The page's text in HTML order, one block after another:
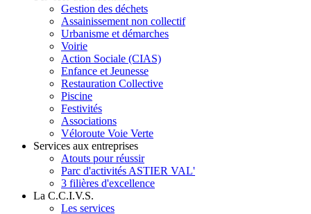
Gestion des déchets
Assainissement non collectif
Urbanisme et démarches
Voirie
Action Sociale (CIAS)
Enfance et Jeunesse
Restauration Collective
Piscine
Festivités
Associations
Véloroute Voie Verte
Services aux entreprises
Atouts pour réussir
Parc d'activités ASTIER VAL'
3 filières d'excellence
La C.C.I.V.S.
Les services